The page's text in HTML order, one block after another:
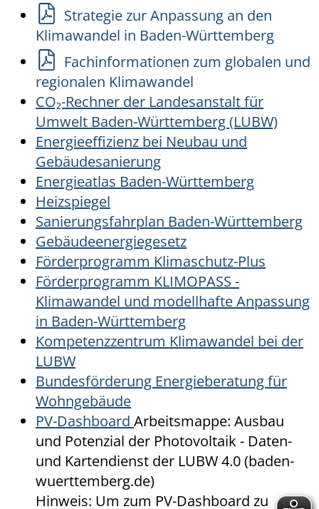
Strategie zur Anpassung an den
Klimawandel in Baden-Württemberg
Fachinformationen zum globalen und
regionalen Klimawandel
CO₂-Rechner der Landesanstalt für
Umwelt Baden-Württemberg (LUBW)
Energieeffizienz bei Neubau und
Gebäudesanierung
Energieatlas Baden-Württemberg
Heizspiegel
Sanierungsfahrplan Baden-Württemberg
Gebäudeenergiegesetz
Förderprogramm Klimaschutz-Plus
Förderprogramm KLIMOPASS -
Klimawandel und modellhafte Anpassung
in Baden-Württemberg
Kompetenzzentrum Klimawandel bei der
LUBW
Bundesförderung Energieberatung für
Wohngebäude
PV-Dashboard Arbeitsmappe: Ausbau
und Potenzial der Photovoltaik - Daten-
und Kartendienst der LUBW 4.0 (baden-
wuerttemberg.de)
Hinweis: Um zum PV-Dashboard zu